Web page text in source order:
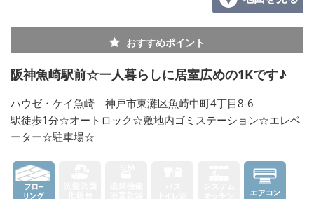
おすすめポイント
阪神魚崎駅前☆一人暮らしに居室広めの1Kです♪
ハウゼ・ケイ魚崎 神戸市東灘区魚崎中町4丁目8-6
駅徒歩1分☆オートロック☆敷地内ゴミステーション☆エレベ
ーター☆駐車場☆